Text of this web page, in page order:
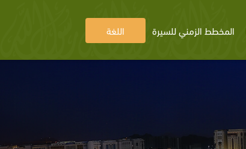
المخطط الزمني للسيرة اللغة